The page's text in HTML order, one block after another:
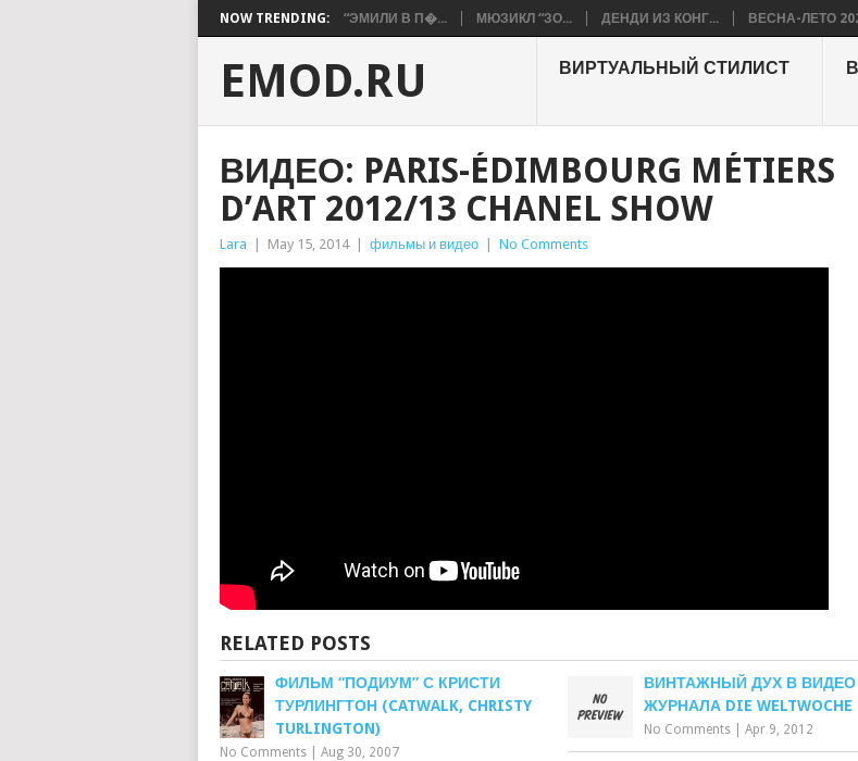
NOW TRENDING: “ЭМИЛИ В П�... МЮЗИКЛ “ЗО... ДЕНДИ ИЗ КОНГ... ВЕСНА-ЛЕТО
EMOD.RU ВИРТУАЛЬНЫЙ СТИЛИСТ
ВИДЕО: PARIS-ÉDIMBOURG MÉTIERS
D’ART 2012/13 CHANEL SHOW
Lara May 15, 2014 фильмы и видео No Comments
RELATED POSTS
ФИЛЬМ “ПОДИУМ” С КРИСТИ
ТУРЛИНГТОН (CATWALK, CHRISTY
TURLINGTON)
No Comments Aug 30, 2007
ВИНТАЖНЫЙ ДУХ В ВИДЕО
ЖУРНАЛА DIE WELTWOCHE
No Comments |Apr 9, 2012